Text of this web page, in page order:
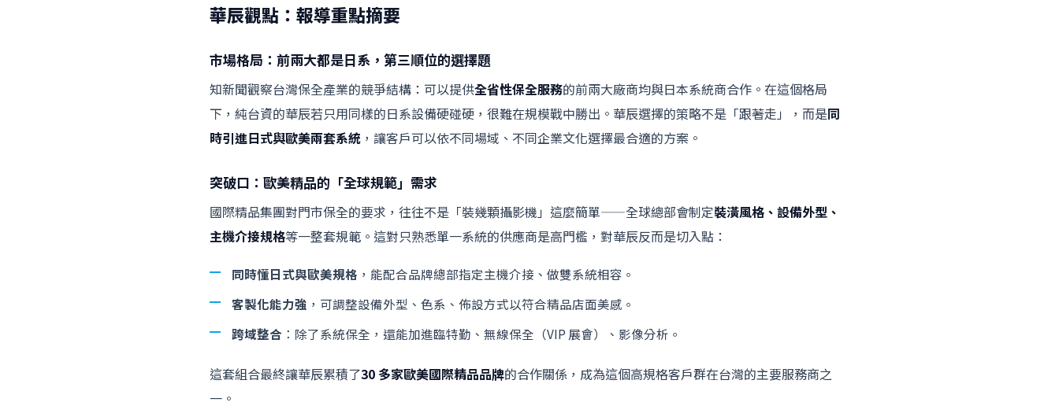
華辰觀點：報導重點摘要
市場格局：前兩大都是日系，第三順位的選擇題
知新聞觀察台灣保全產業的競爭結構：可以提供全省性保全服務的前兩大廠商均與日本系統商合作。在這個格局
下，純台資的華辰若只用同樣的日系設備硬碰硬，很難在規模戰中勝出。華辰選擇的策略不是「跟著走」，而是同
時引進日式與歐美兩套系統 ，讓客戶可以依不同場域、不同企業文化選擇最合適的方案。
突破口：歐美精品的「全球規範」需求
國際精品集團對門市保全的要求，往往不是「裝幾顆攝影機」這麼簡單——全球總部會制定裝潢風格、設備外型、
主機介接規格等一整套規範。這對只熟悉單一系統的供應商是高門檻，對華辰反而是切入點：
同時懂日式與歐美規格 ，能配合品牌總部指定主機介接、做雙系統相容。
客製化能力強 ，可調整設備外型、色系、佈設方式以符合精品店面美感。
跨域整合 ：除了系統保全，還能加進臨特勤、無線保全（VIP 展會）、影像分析。
這套組合最終讓華辰累積了30 多家歐美國際精品品牌的合作關係，成為這個高規格客戶群在台灣的主要服務商之
一。